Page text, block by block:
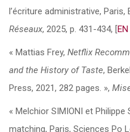
l’écriture administrative, Paris,
Réseaux, 2025, p. 431-434, [
« Mattias Frey, Netflix
and the History of Taste,
Press, 2021, 282 pages. »,
« Melchior SIMIONI et Philippe
matching, Paris, Sciences Po